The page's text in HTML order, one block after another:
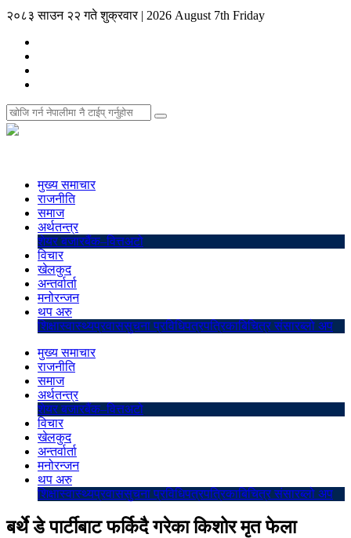
२०८३ साउन २२ गते शुक्रवार | 2026 August 7th Friday
मुख्य समाचार
राजनीति
समाज
अर्थतन्त्र
शेयर बजारबैंक–वित्तअटो
विचार
खेलकुद
अन्तर्वार्ता
मनोरन्जन
थप अरु
शिक्षास्वास्थ्यप्रवाससुचना प्रविधिपत्रपत्रिकाबिचित्र संसारब्लो अप
मुख्य समाचार
राजनीति
समाज
अर्थतन्त्र
शेयर बजारबैंक–वित्तअटो
विचार
खेलकुद
अन्तर्वार्ता
मनोरन्जन
थप अरु
शिक्षास्वास्थ्यप्रवाससुचना प्रविधिपत्रपत्रिकाबिचित्र संसारब्लो अप
बर्थे डे पार्टीबाट फर्किदै गरेका किशोर मृत फेला